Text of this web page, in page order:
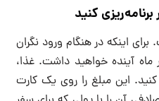
کنید
اینکه در هنگام ورود نگران
ماه آینده خواهید داشت. غذا،
این مبلغ را روی یک کارت